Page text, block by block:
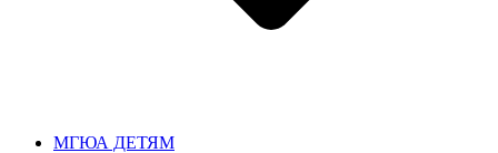
МГЮА ДЕТЯМ